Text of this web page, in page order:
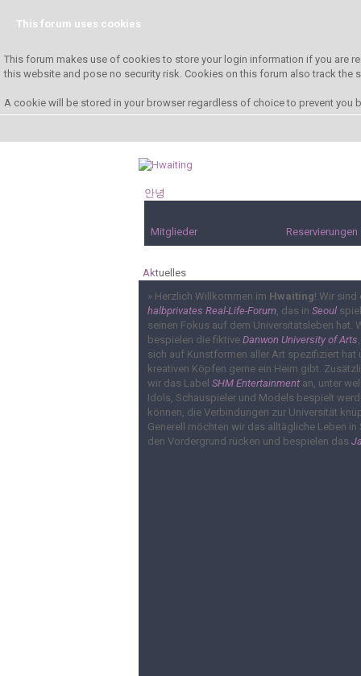
This forum uses cookies
This forum makes use of cookies to store your login information if you are
this website and pose no security risk. Cookies on this forum also track the
A cookie will be stored in your browser regardless of choice to prevent you
안녕
Mitglieder Reservierungen
Aktuelles
» Herzlich Willkommen im Hwaiting! Wir sind
halbprivates Real-Life-Forum, das in Seoul
seinen Fokus auf dem Universitätsleben hat.
bespielen die fiktive Danwon University of Arts
sich auf Kunstformen aller Art spezifiziert hat
kreativen Köpfen gerne ein Heim gibt.
wir das Label SHM Entertainment an, unter
Idols, Schauspieler und Models bespielt
können, die Verbindungen zur Universität
Generell möchten wir das alltägliche Leben in
den Vordergrund rücken und bespielen das